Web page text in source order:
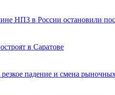
НПЗ в России остановили
в Саратове
падение и смена